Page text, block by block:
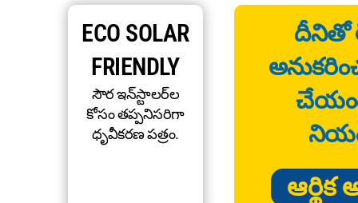
ECO SOLAR
FRIENDLY
సౌర ఇన్‌స్టాలర్‌ల
కోసం తప్పనిసరిగా
ధృవీకరణ పత్రం.
దీనితో
ఆర్థిక